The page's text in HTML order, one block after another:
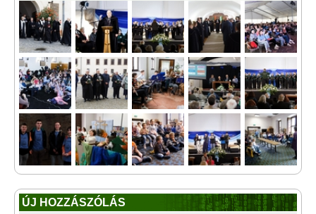
ÚJ HOZZÁSZÓLÁS